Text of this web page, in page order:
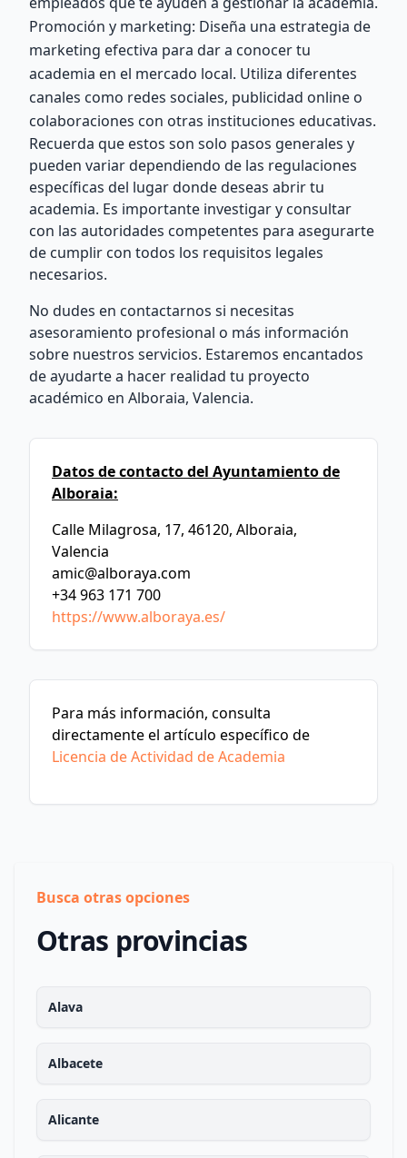
Promoción y marketing: Diseña una estrategia de
marketing efectiva para dar a conocer tu
academia en el mercado local. Utiliza diferentes
canales como redes sociales, publicidad online o
colaboraciones con otras instituciones educativas.
Recuerda que estos son solo pasos generales y
pueden variar dependiendo de las regulaciones
específicas del lugar donde deseas abrir tu
academia. Es importante investigar y consultar
con las autoridades competentes para asegurarte
de cumplir con todos los requisitos legales
necesarios.
No dudes en contactarnos si necesitas
asesoramiento profesional o más información
sobre nuestros servicios. Estaremos encantados
de ayudarte a hacer realidad tu proyecto
académico en Alboraia, Valencia.
Datos de contacto del Ayuntamiento de
Alboraia:
Calle Milagrosa, 17, 46120, Alboraia,
Valencia
amic@alboraya.com
+34 963 171 700
https://www.alboraya.es/
Para más información, consulta
directamente el artículo específico de
Licencia de Actividad de Academia
Busca otras opciones
Otras provincias
Alava
Albacete
Alicante